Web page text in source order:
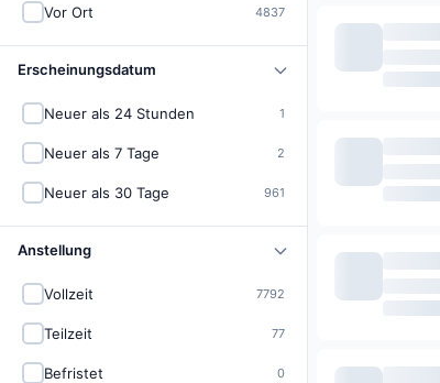
Vor Ort 4837
Erscheinungsdatum
Neuer als 24 Stunden 1
Neuer als 7 Tage 2
Neuer als 30 Tage 961
Anstellung
Vollzeit 7792
Teilzeit 77
Befristet 0